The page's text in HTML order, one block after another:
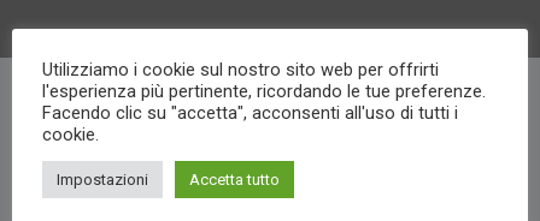
Utilizziamo i cookie sul nostro sito web per offrirti
l'esperienza più pertinente, ricordando le tue preferenze.
Facendo clic su "accetta", acconsenti all'uso di tutti i
cookie.
Impostazioni Accetta tutto